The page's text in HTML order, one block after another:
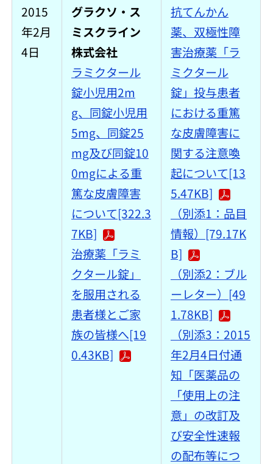
2015
年2月
4日
グラクソ・ス
ミスクライン
株式会社
ラミクタール
錠小児用2m
g、同錠小児用
5mg、同錠25
mg及び同錠10
0mgによる重
篤な皮膚障害
について[322.3
7KB]
治療薬「ラミ
クタール錠」
を服用される
患者様とご家
族の皆様へ[19
0.43KB]
抗てんかん
薬、双極性障
害治療薬「ラ
ミクタール
錠」投与患者
における重篤
な皮膚障害に
関する注意喚
起について[13
5.47KB]
（別添1：品目
情報）[79.17K
B]
（別添2：ブル
ーレター）[49
1.78KB]
（別添3：2015
年2月4日付通
知「医薬品の
「使用上の注
意」の改訂及
び安全性速報
の配布等につ